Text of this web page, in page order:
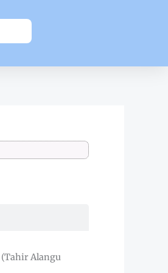
(Tahir Alangu